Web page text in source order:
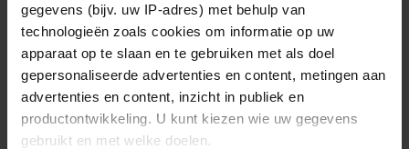
gegevens (bijv. uw IP-adres) met behulp van
technologieën zoals cookies om informatie op uw
apparaat op te slaan en te gebruiken met als doel
gepersonaliseerde advertenties en content, metingen aan
advertenties en content, inzicht in publiek en
productontwikkeling. U kunt kiezen wie uw gegevens
gebruikt en met welke doelen.
06/08/2026
ROXEANNE EN ANDRÉ HAZES
DENKEN TERUG AAN ‘KAPOT
ENGE’ HAZES-IMITATOR: ‘ECHT
NIET GOED BIJ JE PAASEI’